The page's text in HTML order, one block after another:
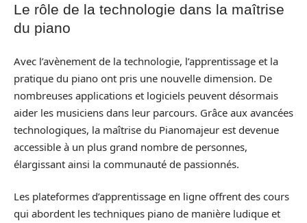
Le rôle de la technologie dans la maîtrise
du piano
Avec l’avènement de la technologie, l’apprentissage et la
pratique du piano ont pris une nouvelle dimension. De
nombreuses applications et logiciels peuvent désormais
aider les musiciens dans leur parcours. Grâce aux avancées
technologiques, la maîtrise du Pianomajeur est devenue
accessible à un plus grand nombre de personnes,
élargissant ainsi la communauté de passionnés.
Les plateformes d’apprentissage en ligne offrent des cours
qui abordent les techniques piano de manière ludique et